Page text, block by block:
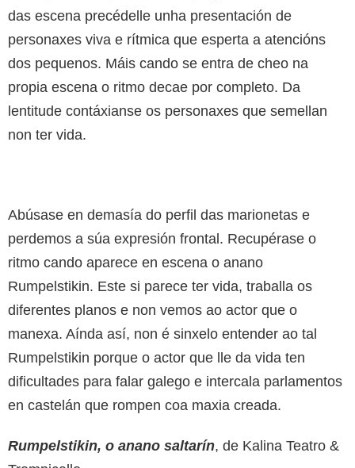
das escena precédelle unha presentación de
personaxes viva e rítmica que esperta a atencións
dos pequenos. Máis cando se entra de cheo na
propia escena o ritmo decae por completo. Da
lentitude contáxianse os personaxes que semellan
non ter vida.
Abúsase en demasía do perfil das marionetas e
perdemos a súa expresión frontal. Recupérase o
ritmo cando aparece en escena o anano
Rumpelstikin. Este si parece ter vida, traballa os
diferentes planos e non vemos ao actor que o
manexa. Aínda así, non é sinxelo entender ao tal
Rumpelstikin porque o actor que lle da vida ten
dificultades para falar galego e intercala parlamentos
en castelán que rompen coa maxia creada.
Rumpelstikin, o anano saltarín, de Kalina Teatro &